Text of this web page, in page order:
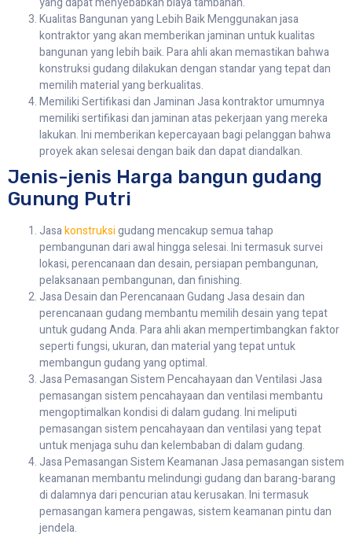
Kualitas Bangunan yang Lebih Baik Menggunakan jasa
kontraktor yang akan memberikan jaminan untuk kualitas
bangunan yang lebih baik. Para ahli akan memastikan bahwa
konstruksi gudang dilakukan dengan standar yang tepat dan
memilih material yang berkualitas.
Memiliki Sertifikasi dan Jaminan Jasa kontraktor umumnya
memiliki sertifikasi dan jaminan atas pekerjaan yang mereka
lakukan. Ini memberikan kepercayaan bagi pelanggan bahwa
proyek akan selesai dengan baik dan dapat diandalkan.
Jenis-jenis Harga bangun gudang
Gunung Putri
Jasakonstruksigudang mencakup semua tahap
pembangunan dari awal hingga selesai. Ini termasuk survei
lokasi, perencanaan dan desain, persiapan pembangunan,
pelaksanaan pembangunan, dan finishing.
Jasa Desain dan Perencanaan Gudang Jasa desain dan
perencanaan gudang membantu memilih desain yang tepat
untuk gudang Anda. Para ahli akan mempertimbangkan faktor
seperti fungsi, ukuran, dan material yang tepat untuk
membangun gudang yang optimal.
Jasa Pemasangan Sistem Pencahayaan dan Ventilasi Jasa
pemasangan sistem pencahayaan dan ventilasi membantu
mengoptimalkan kondisi di dalam gudang. Ini meliputi
pemasangan sistem pencahayaan dan ventilasi yang tepat
untuk menjaga suhu dan kelembaban di dalam gudang.
Jasa Pemasangan Sistem Keamanan Jasa pemasangan sistem
keamanan membantu melindungi gudang dan barang-barang
di dalamnya dari pencurian atau kerusakan. Ini termasuk
pemasangan kamera pengawas, sistem keamanan pintu dan
jendela.